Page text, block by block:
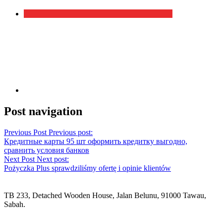
Post navigation
Previous Post Previous post:
Кредитные карты 95 шт оформить кредитку выгодно,
сравнить условия банков
Next Post Next post:
Pożyczka Plus sprawdziliśmy ofertę i opinie klientów
TB 233, Detached Wooden House, Jalan Belunu, 91000 Tawau,
Sabah.